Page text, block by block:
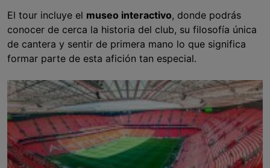
El tour incluye el museo interactivo, donde podrás
conocer de cerca la historia del club, su filosofía única
de cantera y sentir de primera mano lo que significa
formar parte de esta afición tan especial.